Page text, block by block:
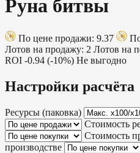
Руна битвы
По цене продажи: 9.37
Лотов на продажу: 2 Лотов на
ROI -0.94 (-10%) Не выгодно
Настройки расчёта
Ресурсы (паковка)
Стоимость
Стоимость
производстве